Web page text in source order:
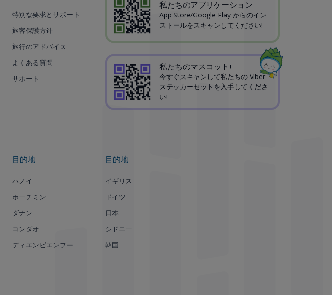
特別な要求とサポート
旅客保護方針
旅行のアドバイス
よくある質問
サポート
私たちのアプリケーション
App Store/Google Play からのイン
ストールをスキャンしてください!
私たちのマスコット!
今すぐスキャンして私たちの Viber
ステッカーセットを入手してくださ
い!
目的地
ハノイ
ホーチミン
ダナン
コンダオ
ディエンビエンフー
目的地
イギリス
ドイツ
日本
シドニー
韓国